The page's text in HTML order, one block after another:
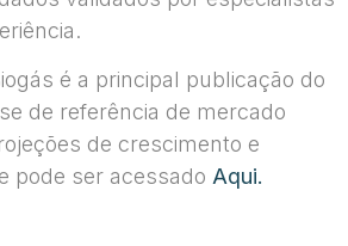
é a principal publicação do
de referência de mercado
de crescimento e
pode ser acessado Aqui.